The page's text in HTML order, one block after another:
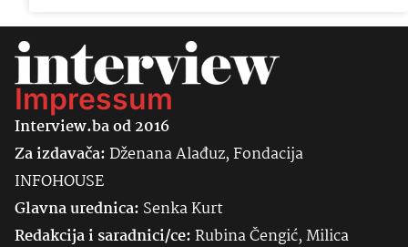
Impressum
Interview.ba od 2016
Za izdavača:Dženana Alađuz, Fondacija
INFOHOUSE
Glavna urednica: SenkaKurt
Redakcija i saradnici/ce:Rubina Čengić, Milica